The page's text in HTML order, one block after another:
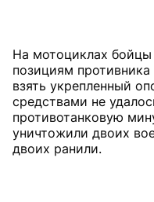
На мотоциклах
позициям
взять укрепленный
средствами не
противотанковую
уничтожили двоих
двоих ранили.